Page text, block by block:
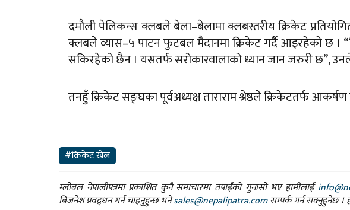
दमौली पेलिकन्स क्लबले बेला–बेलामा क्लबस्तरीय क्रिकेट
क्लबले व्यास–५ पाटन फुटबल मैदानमा क्रिकेट गर्दै आइरहेको छ ।
सकिरहेको छैन । यसतर्फ सरोकारवालाको ध्यान जान जरुरी छ”,
तनहुँ क्रिकेट सङ्घका पूर्वअध्यक्ष ताराराम श्रेष्ठले क्रिकेटतर्फ आकर्षण
#क्रिकेट खेल
ग्लोबल नेपालीपत्रमा प्रकाशित कुनै समाचारमा तपाईंको गुनासो भए हामीलाई
बिजनेश प्रवद्र्धन गर्न चाहनुहुन्छ भनेsales@nepalipatra.comसम्पर्क गर्न सक्नुहुनेछ ।